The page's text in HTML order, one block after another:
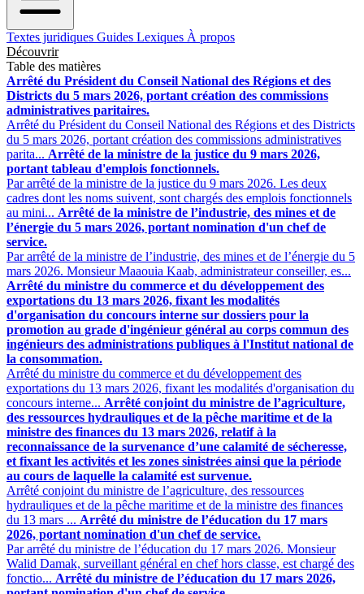
Textes juridiques Guides Lexiques À propos
Découvrir
Table des matières
Arrêté du Président du Conseil National des Régions et des
Districts du 5 mars 2026, portant création des commissions
administratives paritaires.
Arrêté du Président du Conseil National des Régions et des Districts
du 5 mars 2026, portant création des commissions administratives
parita... Arrêté de la ministre de la justice du 9 mars 2026,
portant tableau d'emplois fonctionnels.
Par arrêté de la ministre de la justice du 9 mars 2026. Les deux
cadres dont les noms suivent, sont chargés des emplois fonctionnels
au mini... Arrêté de la ministre de l’industrie, des mines et de
l’énergie du 5 mars 2026, portant nomination d'un chef de
service.
Par arrêté de la ministre de l’industrie, des mines et de l’énergie du 5
mars 2026. Monsieur Maaouia Kaab, administrateur conseiller, es...
Arrêté du ministre du commerce et du développement des
exportations du 13 mars 2026, fixant les modalités
d'organisation du concours interne sur dossiers pour la
promotion au grade d'ingénieur général au corps commun des
ingénieurs des administrations publiques à l'Institut national de
la consommation.
Arrêté du ministre du commerce et du développement des
exportations du 13 mars 2026, fixant les modalités d'organisation du
concours interne... Arrêté conjoint du ministre de l’agriculture,
des ressources hydrauliques et de la pêche maritime et de la
ministre des finances du 13 mars 2026, relatif à la
reconnaissance de la survenance d’une calamité de sécheresse,
et fixant les activités et les zones sinistrées ainsi que la période
au cours de laquelle la calamité est survenue.
Arrêté conjoint du ministre de l’agriculture, des ressources
hydrauliques et de la pêche maritime et de la ministre des finances
du 13 mars ... Arrêté du ministre de l’éducation du 17 mars
2026, portant nomination d'un chef de service.
Par arrêté du ministre de l’éducation du 17 mars 2026. Monsieur
Walid Damak, surveillant général en chef hors classe, est chargé des
fonctio... Arrêté du ministre de l’éducation du 17 mars 2026,